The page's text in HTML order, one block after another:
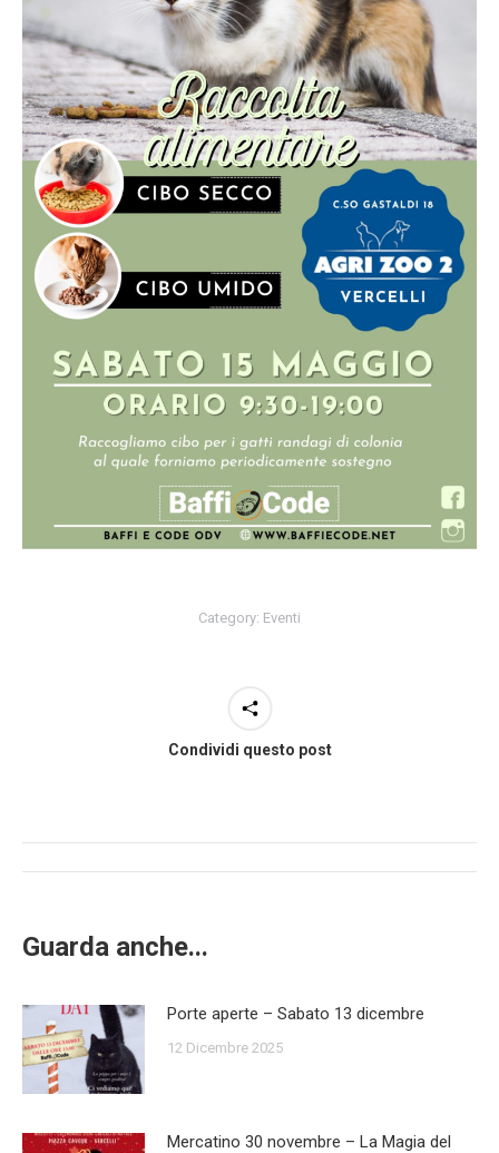
Category: Eventi
Condividi questo post
Post
Guarda anche...
Porte aperte – Sabato 13 dicembre
12 Dicembre 2025
Mercatino 30 novembre – La Magia del